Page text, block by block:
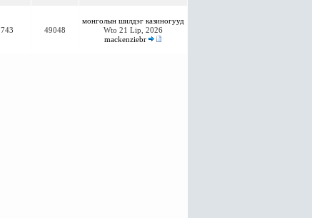
743 49048
монголын шилдэг казиногууд
Wto 21 Lip, 2026
mackenziebr